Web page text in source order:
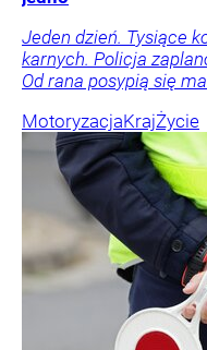
Jeden dzień. Tysiące
karnych. Policja
Od rana posypią się
MotoryzacjaKrajŻycie